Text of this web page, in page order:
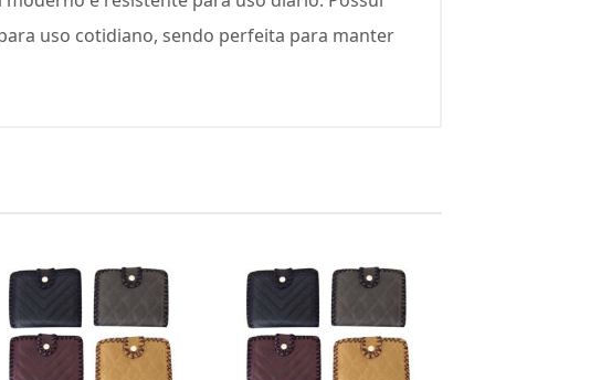
uso cotidiano, sendo perfeita para manter